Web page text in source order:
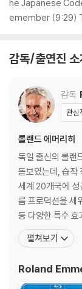
감독이 이번에는 미
진주만 공습 후 태평
이]는 제작하는 데
로운 프로젝트다.미
있는 역사적 사건
G 액션으로 그려내
전의 수많은 전쟁을
것이다”라며,“오늘
그들에게 생생한
이, 당시 자신의 모
낸 [미드웨이]는더
월 8일(금)북미에
오피스 1위를 차지
성하며 최고의 화
화의 명작으로 꼽히
he Japanese
emember (9:29)
감독/출연진 소
감독
관심
롤랜드 에머리히
독일 출신의 롤랜
돋보였는데, 습작
세계 20개국에 성
름 프로덕션을
등 다양한 특수
그의 방대한 지식과 애정을 보
넓힌 에머리히 감
(94), <인디펜던
펼쳐보기
Roland